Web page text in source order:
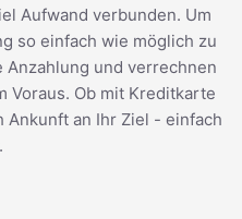
Aufwand verbunden. Um
so einfach wie möglich zu
und verrechnen
Voraus. Ob mit Kreditkarte
Ankunft an Ihr Ziel - einfach